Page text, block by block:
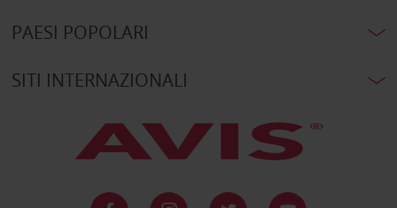
PAESI POPOLARI
SITI INTERNAZIONALI